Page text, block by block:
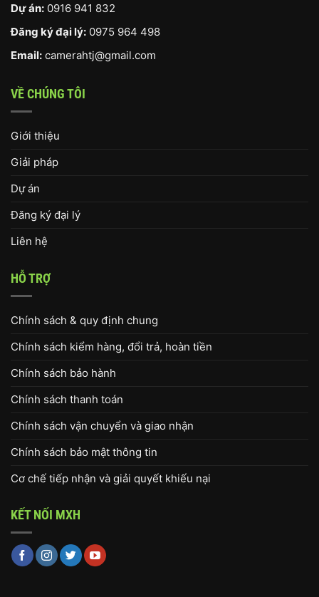
Dự án: 0916 941 832
Đăng ký đại lý: 0975 964 498
Email: camerahtj@gmail.com
VỀ CHÚNG TÔI
Giới thiệu
Giải pháp
Dự án
Đăng ký đại lý
Liên hệ
HỖ TRỢ
Chính sách & quy định chung
Chính sách kiểm hàng, đổi trả, hoàn tiền
Chính sách bảo hành
Chính sách thanh toán
Chính sách vận chuyển và giao nhận
Chính sách bảo mật thông tin
Cơ chế tiếp nhận và giải quyết khiếu nại
KẾT NỐI MXH